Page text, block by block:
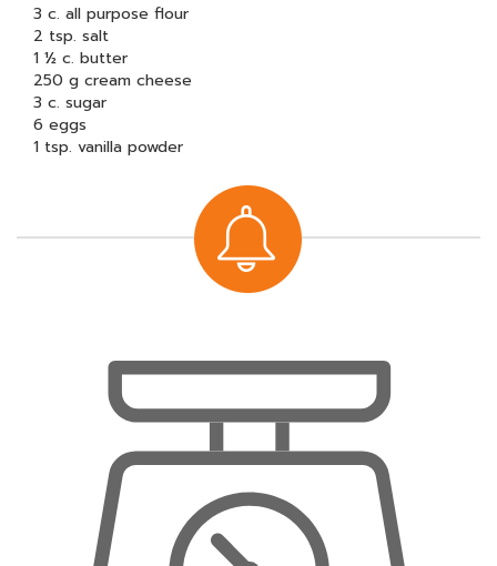
3 c. all purpose flour
2 tsp. salt
1 ½ c. butter
250 g cream cheese
3 c. sugar
6 eggs
1 tsp. vanilla powder